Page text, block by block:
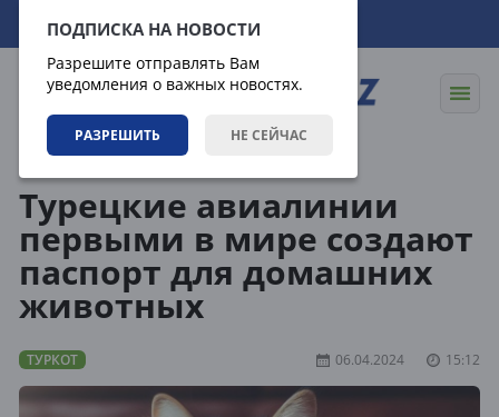
ПОДПИСКА НА НОВОСТИ
Разрешите отправлять Вам
уведомления о важных новостях.
РАЗРЕШИТЬ НЕ СЕЙЧАС
07.08.2026 00:46:00
Турецкие авиалинии
первыми в мире создают
паспорт для домашних
животных
ТУРКОТ 06.04.2024 15:12